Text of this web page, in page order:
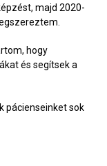
majd 2020-
hogy
és segítsek a
pácienseinket sok